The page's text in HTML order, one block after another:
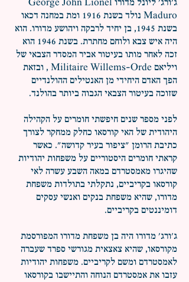
ג'ורג' ליונל מדורו George John Lionel
Maduro נולד בשנת 1916 ומת במחנה דכאו
בשנת 1945, בן יחיד לרבקה ויהושע מדורו. הוא
היה איש צבא ולוחם מחתרת. בשנת 1946 הוא
זכה לאחר מותו בעיטור אביר המסדר הצבאי של
ויליאם Militaire Willems-Orde , ובזאת
הפך האדם היחידי מן האנטילים ההולנדיים
שזוכה בעיטור הצבאי הגבוה ביותר בהולנד.
לפני מספר שנים חיפשתי חומרים על הקהילה
היהודית של האי קורסאו כחלק ממחקר לצורך
כתיבת הרומן "ציפור בעיר קדושה". כאשר
קראתי חומרים היסטוריים על משפחות יהודיות
שהיגרו מאמסטרדם במאה השבע עשרה לאי
קורסאו בקריביים, נתקלתי בתולדות משפחת
מדורו, שהיא משפחת בנקים ואנשי עסקים
דומיננטים בקריביים.
ג'ורג' מדורו היה בן משפחת מדורו המפורסמת
מקורסאו, שהיא צאצאית מגורשי ספרד שעברה
לאמסטרדם ומשם לקריביים. משפחות יהודיות
עזבו את אמסטרדם הנוחה והתיישבו בקורסאו